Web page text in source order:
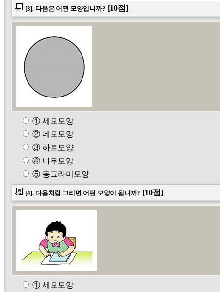
[3]. 다음은 어떤 모양입니까? [10점]
① 세모모양
② 네모모양
③ 하트모양
④ 나무모양
⑤ 동그라미모양
[4]. 다음처럼 그리면 어떤 모양이 됩니까? [10점]
① 세모모양